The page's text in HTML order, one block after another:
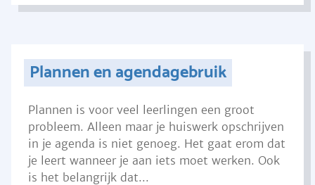
Plannen en agendagebruik
Plannen is voor veel leerlingen een groot
probleem. Alleen maar je huiswerk opschrijven
in je agenda is niet genoeg. Het gaat erom dat
je leert wanneer je aan iets moet werken. Ook
is het belangrijk dat...